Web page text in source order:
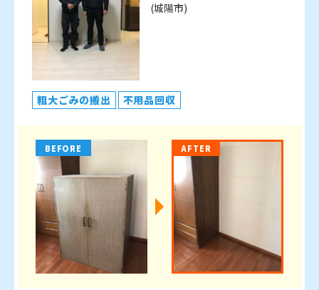
(城陽市)
粗大ごみの搬出 不用品回収
BEFORE AFTER